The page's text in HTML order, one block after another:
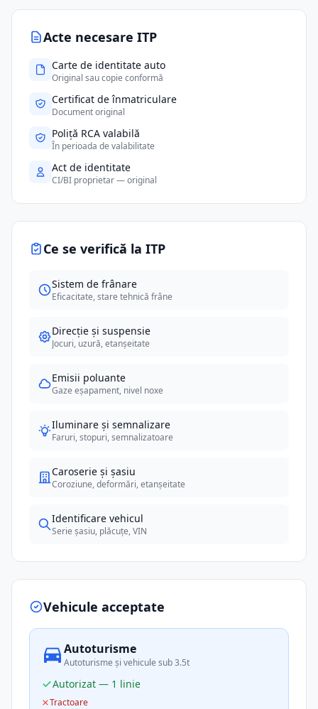
Acte necesare ITP
Carte de identitate auto
Original sau copie conformă
Certificat de înmatriculare
Document original
Poliță RCA valabilă
În perioada de valabilitate
Act de identitate
CI/BI proprietar — original
Ce se verifică la ITP
Sistem de frânare
Eficacitate, stare tehnică frâne
Direcție și suspensie
Jocuri, uzură, etanșeitate
Emisii poluante
Gaze eșapament, nivel noxe
Iluminare și semnalizare
Faruri, stopuri, semnalizatoare
Caroserie și șasiu
Coroziune, deformări, etanșeitate
Identificare vehicul
Serie șasiu, plăcuțe, VIN
Vehicule acceptate
Autoturisme
Autoturisme și vehicule sub 3.5t
Autorizat — 1 linie
Tractoare